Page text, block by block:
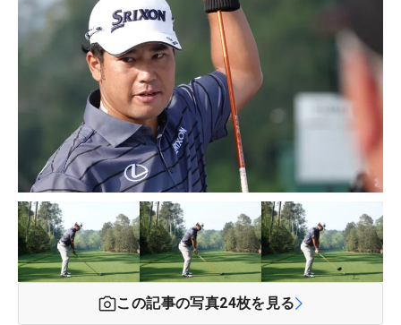
この記事の写真24枚を見る